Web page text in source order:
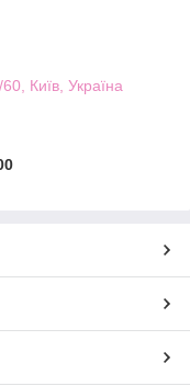
Київ, Україна